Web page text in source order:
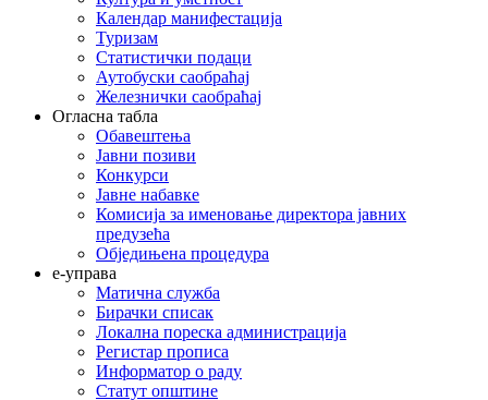
Календар манифестација
Туризам
Статистички подаци
Аутобуски саобраћај
Железнички саобраћај
Огласна табла
Обавештења
Јавни позиви
Конкурси
Јавне набавке
Комисија за именовање директора јавних
предузећа
Обједињена процедура
е-управа
Матична служба
Бирачки списак
Локална пореска администрација
Регистар прописа
Информатор о раду
Статут општине